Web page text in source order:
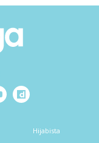
Hijabista